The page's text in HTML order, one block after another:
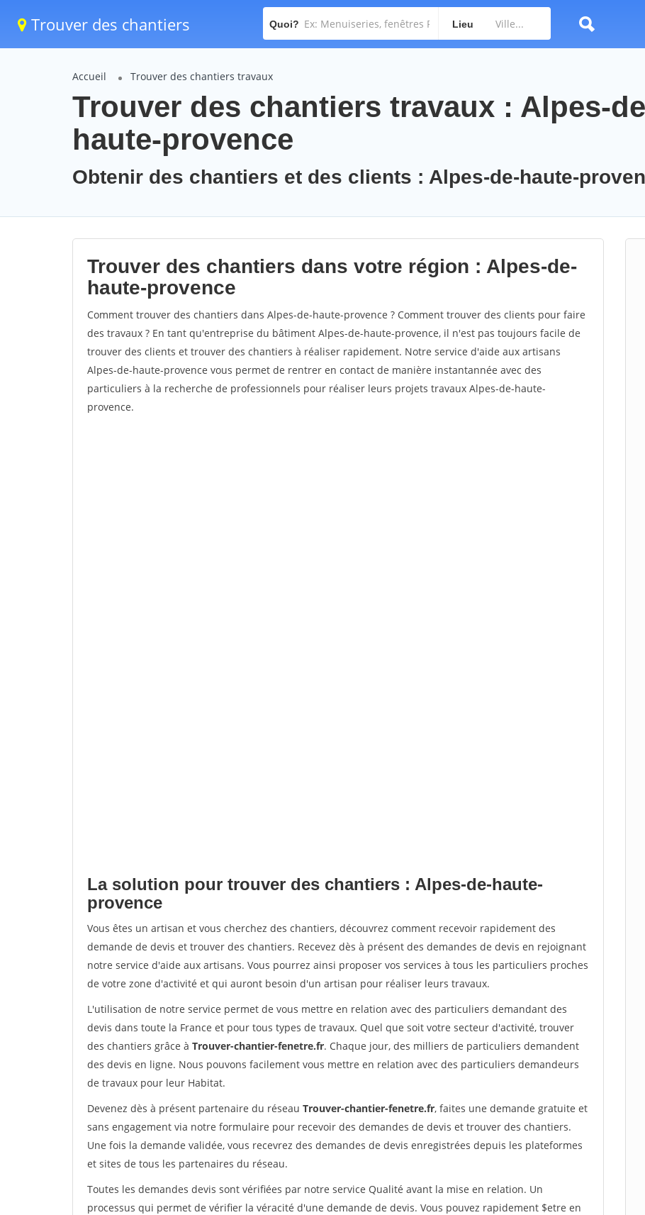
Trouver des chantiers Quoi? Lieu
Accueil Trouver des chantiers travaux
Trouver des chantiers travaux : Alpes-
haute-provence
Obtenir des chantiers et des clients : Alpes-de-haute-
Trouver des chantiers dans votre région : Alpes-de-
haute-provence
Comment trouver des chantiers dans Alpes-de-haute-provence ? Comment trouver des clients pour faire
des travaux ? En tant qu'entreprise du bâtiment Alpes-de-haute-provence, il n'est pas toujours facile de
trouver des clients et trouver des chantiers à réaliser rapidement. Notre service d'aide aux artisans
Alpes-de-haute-provence vous permet de rentrer en contact de manière instantannée avec des
particuliers à la recherche de professionnels pour réaliser leurs projets travaux Alpes-de-haute-
provence.
La solution pour trouver des chantiers : Alpes-de-haute-
provence
Vous êtes un artisan et vous cherchez des chantiers, découvrez comment recevoir rapidement des
demande de devis et trouver des chantiers. Recevez dès à présent des demandes de devis en rejoignant
notre service d'aide aux artisans. Vous pourrez ainsi proposer vos services à tous les particuliers proches
de votre zone d'activité et qui auront besoin d'un artisan pour réaliser leurs travaux.
L'utilisation de notre service permet de vous mettre en relation avec des particuliers demandant des
devis dans toute la France et pour tous types de travaux. Quel que soit votre secteur d'activité, trouver
des chantiers grâce à Trouver-chantier-fenetre.fr. Chaque jour, des milliers de particuliers demandent
des devis en ligne. Nous pouvons facilement vous mettre en relation avec des particuliers demandeurs
de travaux pour leur Habitat.
Devenez dès à présent partenaire du réseau Trouver-chantier-fenetre.fr, faites une demande gratuite et
sans engagement via notre formulaire pour recevoir des demandes de devis et trouver des chantiers.
Une fois la demande validée, vous recevrez des demandes de devis enregistrées depuis les plateformes
et sites de tous les partenaires du réseau.
Toutes les demandes devis sont vérifiées par notre service Qualité avant la mise en relation. Un
processus qui permet de vérifier la véracité d'une demande de devis. Vous pouvez rapidement $etre en